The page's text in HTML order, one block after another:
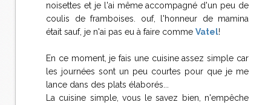
noisettes et je l'ai même accompagné d'un peu de
coulis de framboises. ouf, l'honneur de mamina
était sauf, je n'ai pas eu à faire comme Vatel!
En ce moment, je fais une cuisine assez simple car
les journées sont un peu courtes pour que je me
lance dans des plats élaborés...
La cuisine simple, vous le savez bien, n'empêche